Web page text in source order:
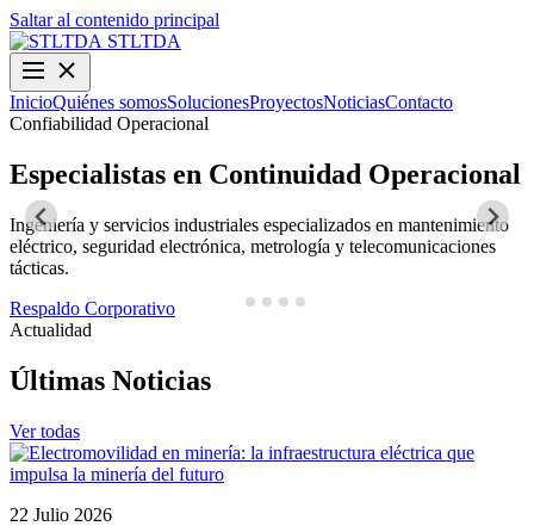
Saltar al contenido principal
STLTDA
InicioQuiénes somosSolucionesProyectosNoticiasContacto
Confiabilidad Operacional
Especialistas en Continuidad Operacional
Ingeniería y servicios industriales especializados en mantenimiento
eléctrico, seguridad electrónica, metrología y telecomunicaciones
tácticas.
Respaldo Corporativo
Actualidad
Últimas Noticias
Ver todas
22 Julio 2026